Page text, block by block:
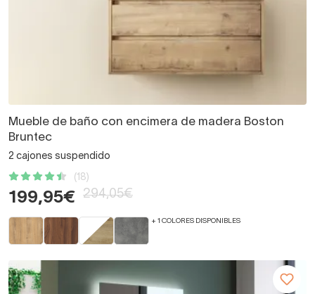
Mueble de baño con encimera de madera Boston
Bruntec
2 cajones suspendido
(18)
199,95€ 294,05€
+ 1 COLORES DISPONIBLES